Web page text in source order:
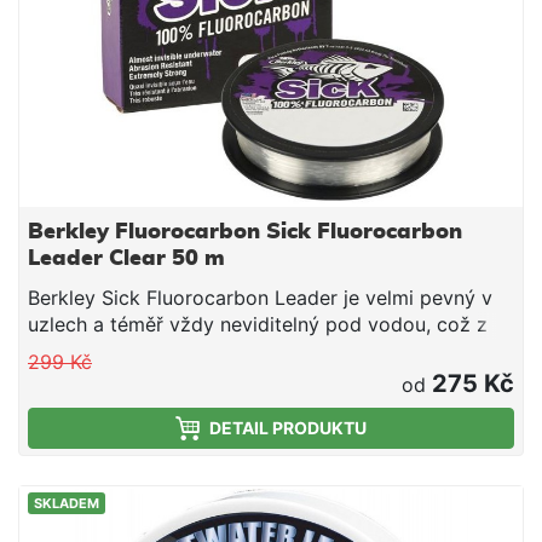
Berkley Fluorocarbon Sick Fluorocarbon
Leader Clear 50 m
Berkley Sick Fluorocarbon Leader je velmi pevný v
uzlech a téměř vždy neviditelný pod vodou, což z
něj dělá favorita na šokový předvaz při lovu štik,
candátů, sumců nebo pstruhů. Velmi často budete
lovit v blízkosti mušlí, kamenů nebo jiných překážek,
které vám mohou přetrhnout vlasec, Berkley Sick
299 Kč
od 275 Kč
DETAIL PRODUKTU
SKLADEM